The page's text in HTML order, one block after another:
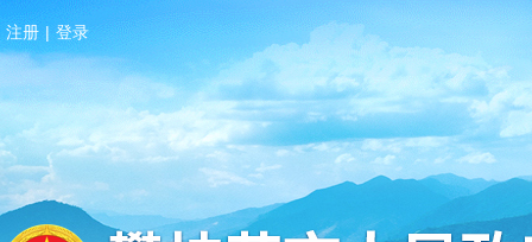
注册 | 登录